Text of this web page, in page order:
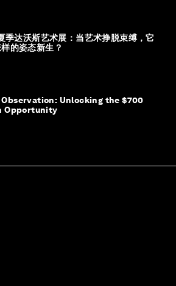
季达沃斯艺术展：当艺术挣脱束缚，它
的姿态新生？
Unlocking the $700
Opportunity